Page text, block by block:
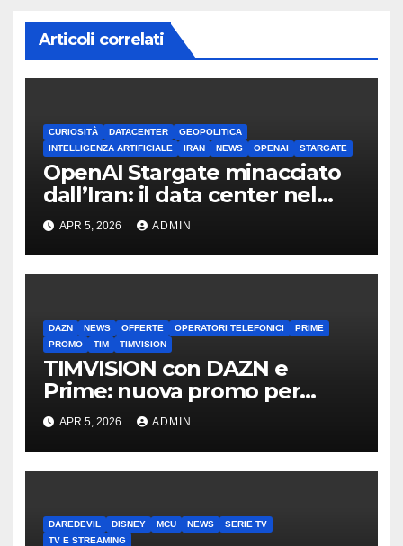
Articoli correlati
CURIOSITÀ DATACENTER
GEOPOLITICA
INTELLIGENZA ARTIFICIALE
IRAN NEWS OPENAI STARGATE
OpenAI Stargate minacciato
dall’Iran: il data center nel
mirino
APR 5, 2026 ADMIN
DAZN NEWS OFFERTE OPERATORI TELEFONICI
PRIME
PROMO
TIM TIMVISION
TIMVISION con DAZN e
Prime: nuova promo per
clienti TIM
APR 5, 2026 ADMIN
DAREDEVIL DISNEY MCU NEWS
SERIE TV
TV E STREAMING